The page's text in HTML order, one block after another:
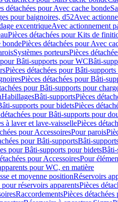
détachées pour Avec cache bonde
pour baignoires, d52Avec
excentriqueAvec actionnement
Pièces détachées pour Kits de
bondePièces détachées pour Avec
Systèmes porteursPièces
pour Bâti-supports pour WCBâti-
Pièces détachées pour Bâti-
Pièces détachées pour Bâti-
pour Bâti-supports pour
HabillagesBâti-supportsPièces
supports pour bidetsPièces
pour Bâti-supports pour
à laver et lave-vaissellePièces
pour AccessoiresPour parois
pour Bâti-supportsBâti-
pour Bâti-supports pour bidetsBâti-
pour AccessoiresPour
pour WC, en matière
et moyenne positionRéservoirs
pour réservoirs apparentsPièces
RaccordementsPièces détachées